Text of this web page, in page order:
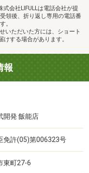
会社LIFULLは電話会社が提
領後、折り返し専用の電話番
。
いただいた方には、ショート
する場合があります。
報
開発 飯能店
免許(05)第006323号
東町27-6